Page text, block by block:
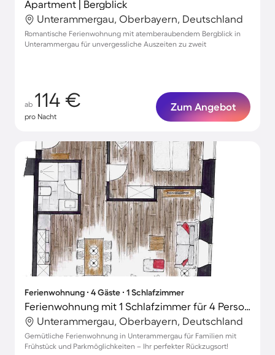
Apartment | Bergblick
Unterammergau, Oberbayern, Deutschland
Romantische Ferienwohnung mit atemberaubendem Bergblick in
Unterammergau für unvergessliche Auszeiten zu zweit
ab 114 €
pro Nacht
Zum Angebot
Ferienwohnung ∙ 4 Gäste ∙ 1 Schlafzimmer
Ferienwohnung mit 1 Schlafzimmer für 4 Personen
Unterammergau, Oberbayern, Deutschland
Gemütliche Ferienwohnung in Unterammergau für Familien mit
Frühstück und Parkmöglichkeiten – Ihr perfekter Rückzugsort!